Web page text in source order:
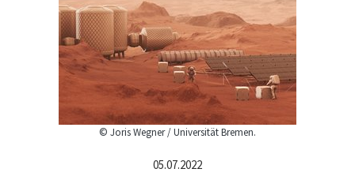
© Joris Wegner / Universität Bremen.
05.07.2022